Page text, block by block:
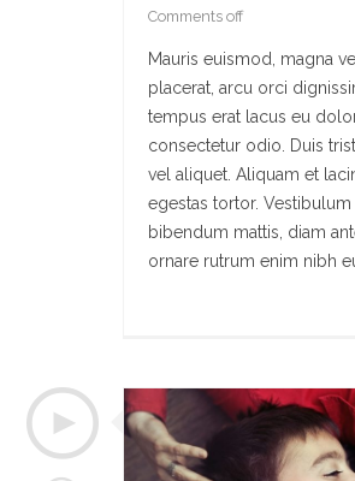
Comments off
Mauris euismod, magna
placerat, arcu orci
tempus erat lacus eu
consectetur odio. Duis
vel aliquet. Aliquam et
egestas tortor.
bibendum mattis, diam
ornare rutrum enim nibh eu